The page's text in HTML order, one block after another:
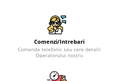
Comenzi/Intrebari
Comanda telefonic sau cere detalii
Operatorului nostru